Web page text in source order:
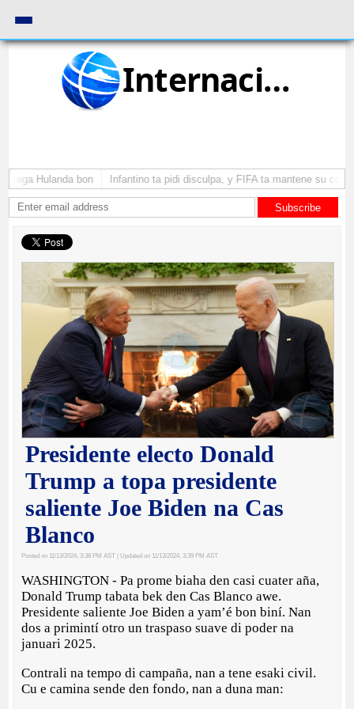
Internacional
yega Hulanda bon Infantino ta pidi disculpa, y FIFA ta mantene su como
Subscribe
Presidente electo Donald
Trump a topa presidente
saliente Joe Biden na Cas
Blanco
Posted on 11/13/2024, 3:38 PM AST | Updated on 11/13/2024, 3:39 PM AST
WASHINGTON - Pa prome biaha den casi cuater aña,
Donald Trump tabata bek den Cas Blanco awe.
Presidente saliente Joe Biden a yam’é bon biní. Nan
dos a primintí otro un traspaso suave di poder na
januari 2025.
Contrali na tempo di campaña, nan a tene esaki civil.
Cu e camina sende den fondo, nan a duna man: